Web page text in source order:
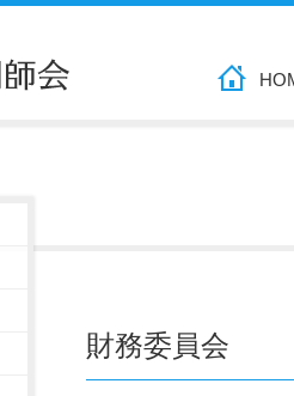
財務委員会